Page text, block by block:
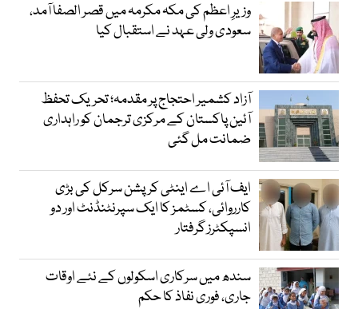
وزیرِ اعظم کی مکہ مکرمہ میں قصر الصفا آمد،
سعودی ولی عہد نے استقبال کیا
آزاد کشمیر احتجاج پر مقدمہ؛ تحریک تحفظ
آئین پاکستان کے مرکزی ترجمان کو راہداری
ضمانت مل گئی
ایف آئی اے اینٹی کرپشن سرکل کی بڑی
کارروائی، کسٹمز کا ایک سپرنٹنڈنٹ اور دو
انسپکٹرز گرفتار
سندھ میں سرکاری اسکولوں کے نئے اوقات
جاری، فوری نفاذ کا حکم